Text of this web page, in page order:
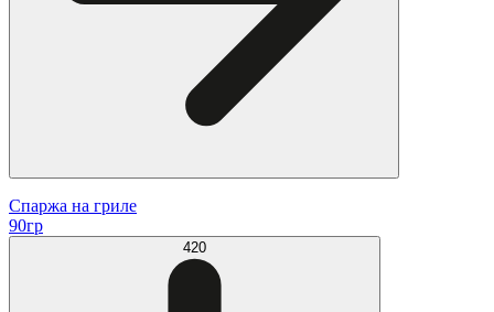
Спаржа на гриле
90гр
420